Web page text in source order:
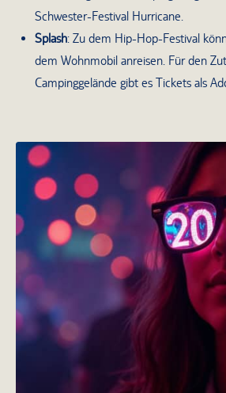
Schwester-Festival Hurricane.
Splash: Zu dem Hip-Hop-Festival
dem Wohnmobil anreisen. Für den
Campinggelände gibt es Tickets als